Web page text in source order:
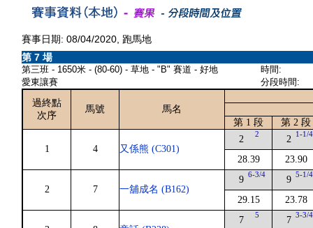
賽事日期: 08/04/2020, 跑馬地
第 7 場
第三班 - 1650米 - (80-60) - 草地 - "B" 賽道 - 好地
愛東讓賽
時間:
分段時間:
過終點
次序
馬號
馬名
第 1 段
第 2 段
1 4 又係熊 (C301)
2 2
28.39
2 1-1/4
23.90
2 7 一舖成名 (B162)
9 6-3/4
29.15
9 5-1/4
23.78
7 5 7 3-3/4